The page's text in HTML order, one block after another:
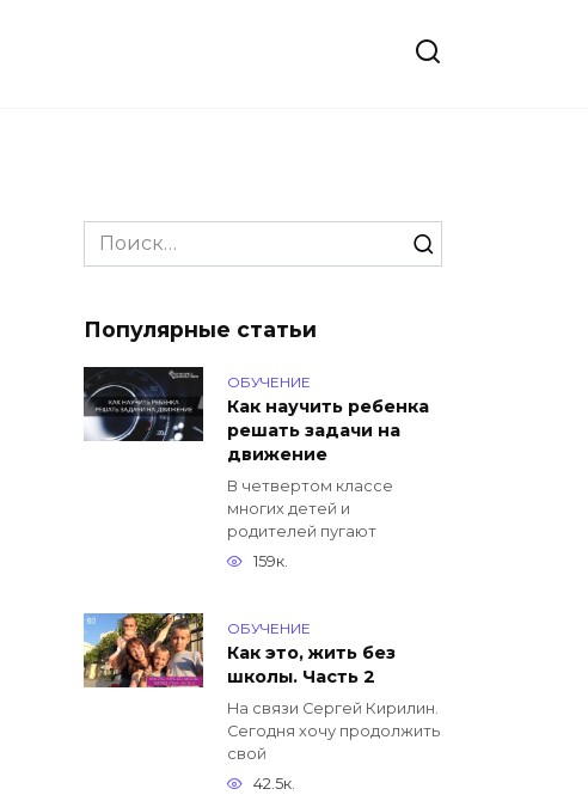
Search
for:
Популярные статьи
ОБУЧЕНИЕ
Как научить ребенка
решать задачи на
движение
В четвертом классе
многих детей и
родителей пугают
159к.
ОБУЧЕНИЕ
Как это, жить без
школы. Часть 2
На связи Сергей Кирилин.
Сегодня хочу продолжить
свой
42.5к.